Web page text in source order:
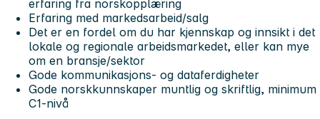
erfaring fra norskopplæring
Erfaring med markedsarbeid/salg
Det er en fordel om du har kjennskap og innsikt i det
lokale og regionale arbeidsmarkedet, eller kan mye
om en bransje/sektor
Gode kommunikasjons- og dataferdigheter
Gode norskkunnskaper muntlig og skriftlig, minimum
C1-nivå